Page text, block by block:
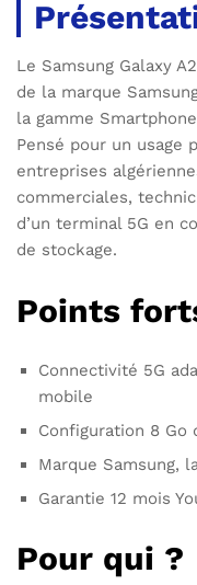
Le Samsung Galaxy
de la marque
la gamme
Pensé pour un usage
entreprises
commerciales,
d’un terminal 5G en
de stockage.
Points
Connectivité 5G
mobile
Configuration 8 Go
Marque Samsung,
Garantie 12 mois
Pour qui ?